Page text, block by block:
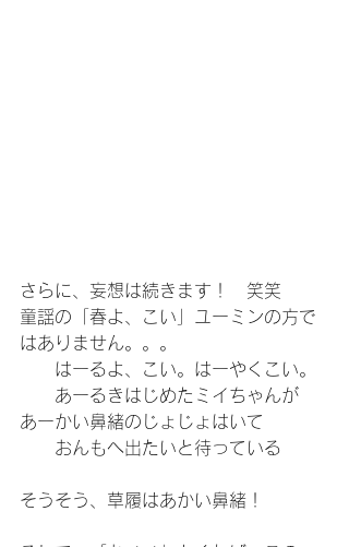
さらに、妄想は続きます！　笑笑
童謡の「春よ、こい」ユーミンの方で
はありません。。。
はーるよ、こい。はーやくこい。
あーるきはじめたミイちゃんが
あーかい鼻緒のじょじょはいて
おんもへ出たいと待っている
そうそう、草履はあかい鼻緒！